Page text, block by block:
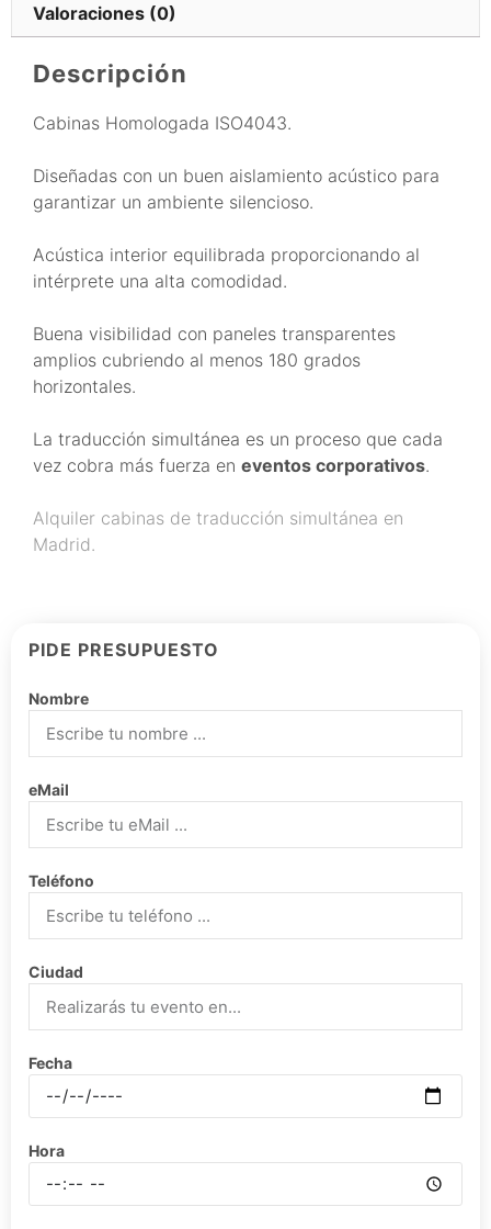
Valoraciones (0)
Descripción
Cabinas Homologada ISO4043.
Diseñadas con un buen aislamiento acústico para
garantizar un ambiente silencioso.
Acústica interior equilibrada proporcionando al
intérprete una alta comodidad.
Buena visibilidad con paneles transparentes
amplios cubriendo al menos 180 grados
horizontales.
La traducción simultánea es un proceso que cada
vez cobra más fuerza en eventos corporativos.
Alquiler cabinas de traducción simultánea en
Madrid.
PIDE PRESUPUESTO
Nombre
eMail
Teléfono
Ciudad
Fecha
Hora